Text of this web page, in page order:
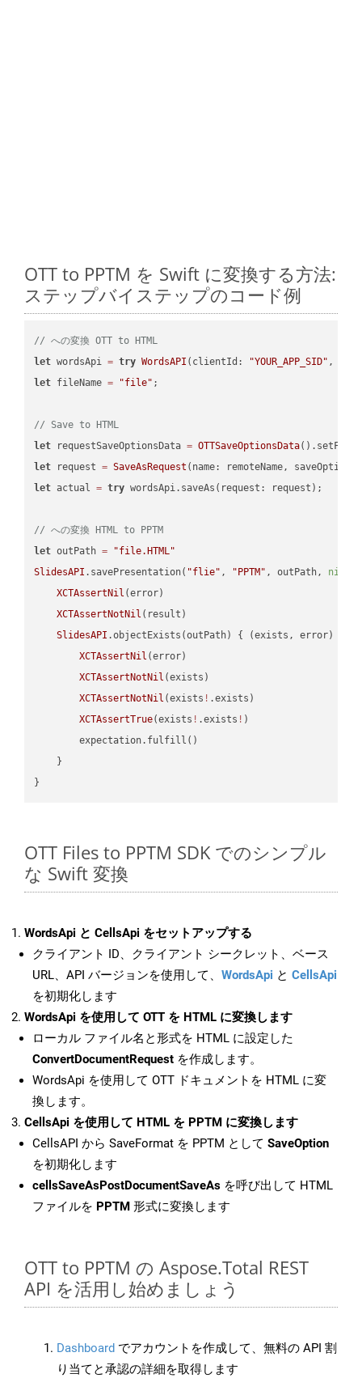
OTT to PPTM を Swift に変換する方法:
ステップバイステップのコード例
// への変換 OTT to HTML
let wordsApi = try WordsAPI (clientId: "YOUR_APP_SID" ,
let fileName = "file" ;
// Save to HTML
let requestSaveOptionsData = OTTSaveOptionsData
let request = SaveAsRequest (name: remoteName,
let actual = try wordsApi.saveAs(request: request);
// への変換 HTML to PPTM
let outPath =
"file.HTML"
SlidesAPI .savePresentation( "flie" , "PPTM" , outPath, nil
XCTAssertNil (error)
XCTAssertNotNil (result)
SlidesAPI .objectExists(outPath) { (exists, error) ->
XCTAssertNil (error)
XCTAssertNotNil (exists)
XCTAssertNotNil (exists ! .exists)
XCTAssertTrue(exists ! .exists ! )
        expectation.fulfill()
    }
OTT Files to PPTM SDK でのシンプル
な Swift 変換
WordsApi と CellsApi をセットアップする
クライアント ID、クライアント シークレット、ベース
URL、API バージョンを使用して、 WordsApi と CellsApi
を初期化します
WordsApi を使用して OTT を HTML に変換します
ローカル ファイル名と形式を HTML に設定した
ConvertDocumentRequest を作成します。
WordsApi を使用して OTT ドキュメントを HTML に変
換します。
CellsApi を使用して HTML を PPTM に変換します
CellsAPI から SaveFormat を PPTM として SaveOption
を初期化します
cellsSaveAsPostDocumentSaveAs を呼び出して HTML
ファイルを PPTM 形式に変換します
OTT to PPTM の Aspose.Total REST
API を活用し始めましょう
Dashboard でアカウントを作成して、無料の API 割
り当てと承認の詳細を取得します